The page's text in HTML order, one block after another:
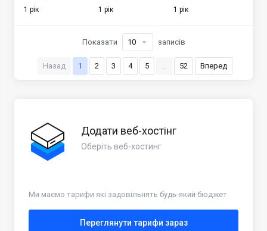
1 рік 1 рік 1 рік
Назад 1 2 3 4 5 … 52 Вперед
Показати записів
Додати веб-хостінг
Оберіть веб-хостинг
Ми маємо тарифи які задовільнять будь-який бюджет
Переглянути тарифи зараз